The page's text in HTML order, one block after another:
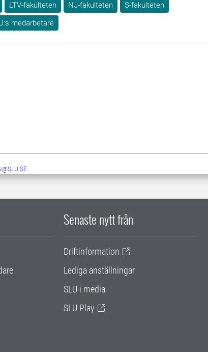
LTV-fakulteten NJ-fakulteten
S-fakulteten
medarbetare
Senaste nytt från
Driftinformation
Lediga anställningar
SLU i media
SLU Play